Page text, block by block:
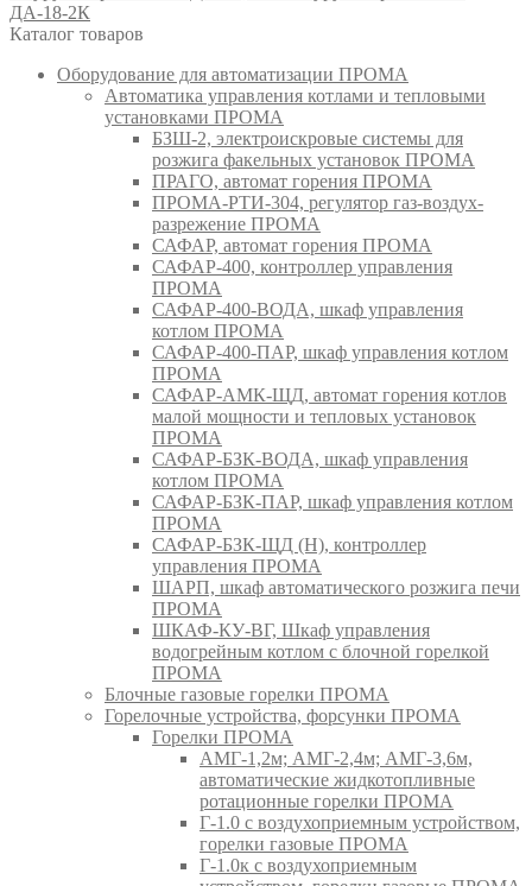
ДА-18-2К
Каталог товаров
Оборудование для автоматизации ПРОМА
Автоматика управления котлами и тепловыми
установками ПРОМА
БЗШ-2, электроискровые системы для
розжига факельных установок ПРОМА
ПРАГО, автомат горения ПРОМА
ПРОМА-РТИ-304, регулятор газ-воздух-
разрежение ПРОМА
САФАР, автомат горения ПРОМА
САФАР-400, контроллер управления
ПРОМА
САФАР-400-ВОДА, шкаф управления
котлом ПРОМА
САФАР-400-ПАР, шкаф управления котлом
ПРОМА
САФАР-АМК-ЩД, автомат горения котлов
малой мощности и тепловых установок
ПРОМА
САФАР-БЗК-ВОДА, шкаф управления
котлом ПРОМА
САФАР-БЗК-ПАР, шкаф управления котлом
ПРОМА
САФАР-БЗК-ЩД (Н), контроллер
управления ПРОМА
ШАРП, шкаф автоматического розжига печи
ПРОМА
ШКАФ-КУ-ВГ, Шкаф управления
водогрейным котлом с блочной горелкой
ПРОМА
Блочные газовые горелки ПРОМА
Горелочные устройства, форсунки ПРОМА
Горелки ПРОМА
АМГ-1,2м; АМГ-2,4м; АМГ-3,6м,
автоматические жидкотопливные
ротационные горелки ПРОМА
Г-1.0 с воздухоприемным устройством,
горелки газовые ПРОМА
Г-1.0к с воздухоприемным